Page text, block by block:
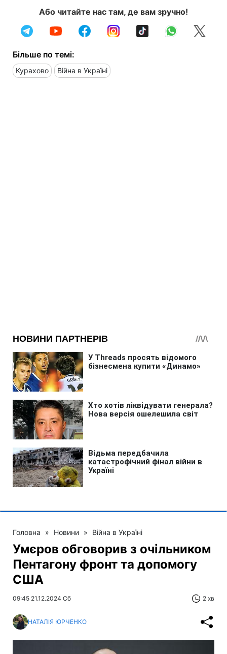
Або читайте нас там, де вам зручно!
Більше по темі:
Курахово Війна в Україні
Головна » Новини » Війна в Україні
Умєров обговорив з очільником
Пентагону фронт та допомогу
США
09:45 21.12.2024 Сб 2 хв
НАТАЛІЯ ЮРЧЕНКО